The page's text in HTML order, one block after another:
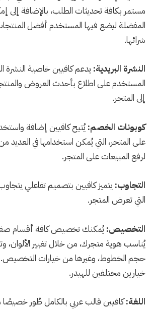
مستمر بكافة تحديثات الطلب، بالإضافة إلى
المفضلة ليضع فيها المستخدم أفضل
شرائها.
النشرة البريدية: يدعم كافيين خاصية النشرة
المستخدم على اطلاع بأحدث العروض
إلى المتجر.
كوبونات الخصم:يُتيح كافيين إضافة
على المتجر، التي يُمكن استخدامها في العديد
لرفع المبيعات على المتجر.
التجاوب: يتميز كافيين بتصميم تفاعلي
التي تعرض المتجر.
التخصيص:يُمكنك تخصيص كافة أقسام
يُناسب هوية متجرك، من خلال تغيير الألوان،
حجم الخطوط، وغيرها من خيارات التخصيص.
خيارين مختلفين للهيدر.
اللغة:كافيين قالب عربي بالكامل طُور